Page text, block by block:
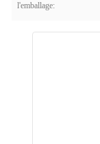
l'emballage: